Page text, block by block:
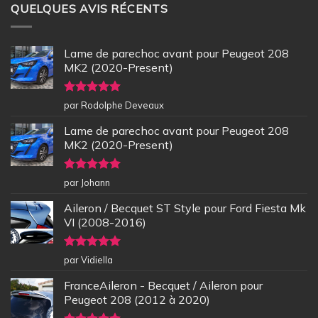
QUELQUES AVIS RÉCENTS
Lame de parechoc avant pour Peugeot 208
MK2 (2020-Present)
Note5sur
5
par Rodolphe Deveaux
Lame de parechoc avant pour Peugeot 208
MK2 (2020-Present)
Note5sur
5
par Johann
Aileron / Becquet ST Style pour Ford Fiesta Mk
VI (2008-2016)
Note5sur
5
par Vidiella
FranceAileron - Becquet / Aileron pour
Peugeot 208 (2012 à 2020)